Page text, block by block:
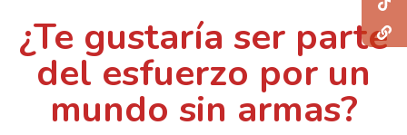
¿Te gustaría ser parte
del esfuerzo por un
mundo sin armas?